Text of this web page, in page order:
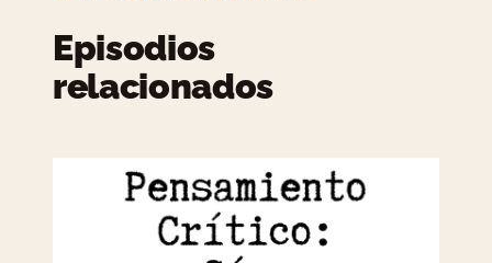
Episodios
relacionados